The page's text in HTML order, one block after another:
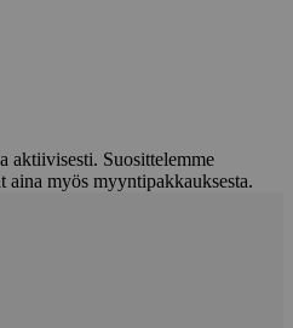
aktiivisesti. Suosittelemme
aina myös myyntipakkauksesta.